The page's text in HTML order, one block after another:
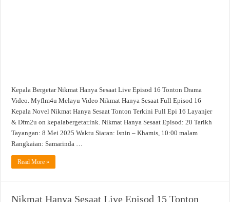
Kepala Bergetar Nikmat Hanya Sesaat Live Episod 16 Tonton Drama
Video. Myflm4u Melayu Video Nikmat Hanya Sesaat Full Episod 16
Kepala Novel Nikmat Hanya Sesaat Tonton Terkini Full Epi 16 Layanjer
& Dfm2u on kepalabergetar.ink. Nikmat Hanya Sesaat Episod: 20 Tarikh
Tayangan: 8 Mei 2025 Waktu Siaran: Isnin – Khamis, 10:00 malam
Rangkaian: Samarinda …
Read More »
Nikmat Hanya Sesaat Live Episod 15 Tonton